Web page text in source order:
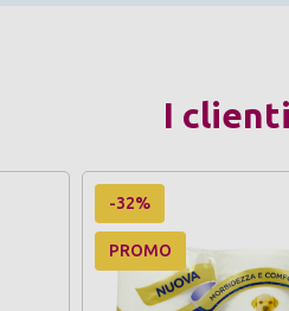
I
-32%
PROMO